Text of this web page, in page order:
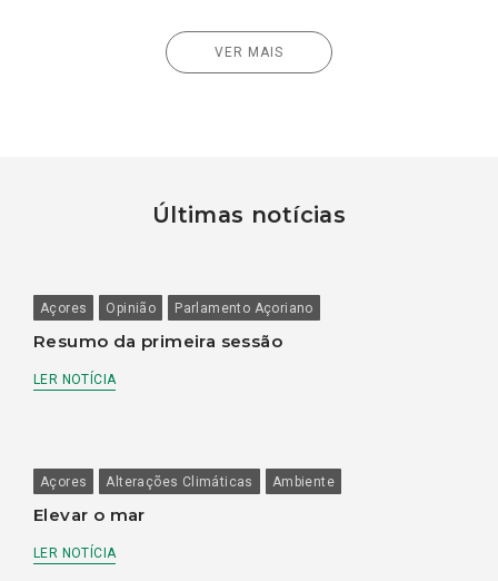
VER MAIS
Últimas notícias
Açores Opinião Parlamento Açoriano
Resumo da primeira sessão
LER NOTÍCIA
Açores Alterações Climáticas Ambiente
Elevar o mar
LER NOTÍCIA